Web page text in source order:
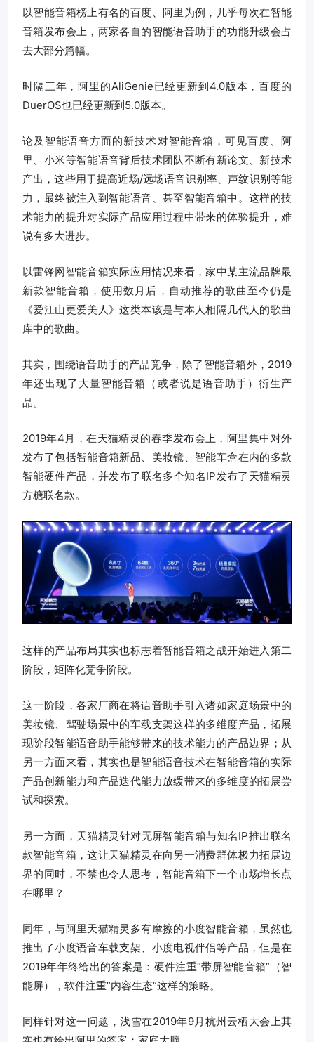
以智能音箱榜上有名的百度、阿里为例，几乎每次在智能
音箱发布会上，两家各自的智能语音助手的功能升级会占
去大部分篇幅。
时隔三年，阿里的AliGenie已经更新到4.0版本，百度的
DuerOS也已经更新到5.0版本。
论及智能语音方面的新技术对智能音箱，可见百度、阿
里、小米等智能语音背后技术团队不断有新论文、新技术
产出，这些用于提高近场/远场语音识别率、声纹识别等能
力，最终被注入到智能语音、甚至智能音箱中。这样的技
术能力的提升对实际产品应用过程中带来的体验提升，难
说有多大进步。
以雷锋网智能音箱实际应用情况来看，家中某主流品牌最
新款智能音箱，使用数月后，自动推荐的歌曲至今仍是
《爱江山更爱美人》这类本该是与本人相隔几代人的歌曲
库中的歌曲。
其实，围绕语音助手的产品竞争，除了智能音箱外，2019
年还出现了大量智能音箱（或者说是语音助手）衍生产
品。
2019年4月，在天猫精灵的春季发布会上，阿里集中对外
发布了包括智能音箱新品、美妆镜、智能车盒在内的多款
智能硬件产品，并发布了联名多个知名IP发布了天猫精灵
方糖联名款。
这样的产品布局其实也标志着智能音箱之战开始进入第二
阶段，矩阵化竞争阶段。
这一阶段，各家厂商在将语音助手引入诸如家庭场景中的
美妆镜、驾驶场景中的车载支架这样的多维度产品，拓展
现阶段智能语音助手能够带来的技术能力的产品边界；从
另一方面来看，其实也是智能语音技术在智能音箱的实际
产品创新能力和产品迭代能力放缓带来的多维度的拓展尝
试和探索。
另一方面，天猫精灵针对无屏智能音箱与知名IP推出联名
款智能音箱，这让天猫精灵在向另一消费群体极力拓展边
界的同时，不禁也令人思考，智能音箱下一个市场增长点
在哪里？
同年，与阿里天猫精灵多有摩擦的小度智能音箱，虽然也
推出了小度语音车载支架、小度电视伴侣等产品，但是在
2019年年终给出的答案是：硬件注重“带屏智能音箱”（智
能屏），软件注重“内容生态”这样的策略。
同样针对这一问题，浅雪在2019年9月杭州云栖大会上其